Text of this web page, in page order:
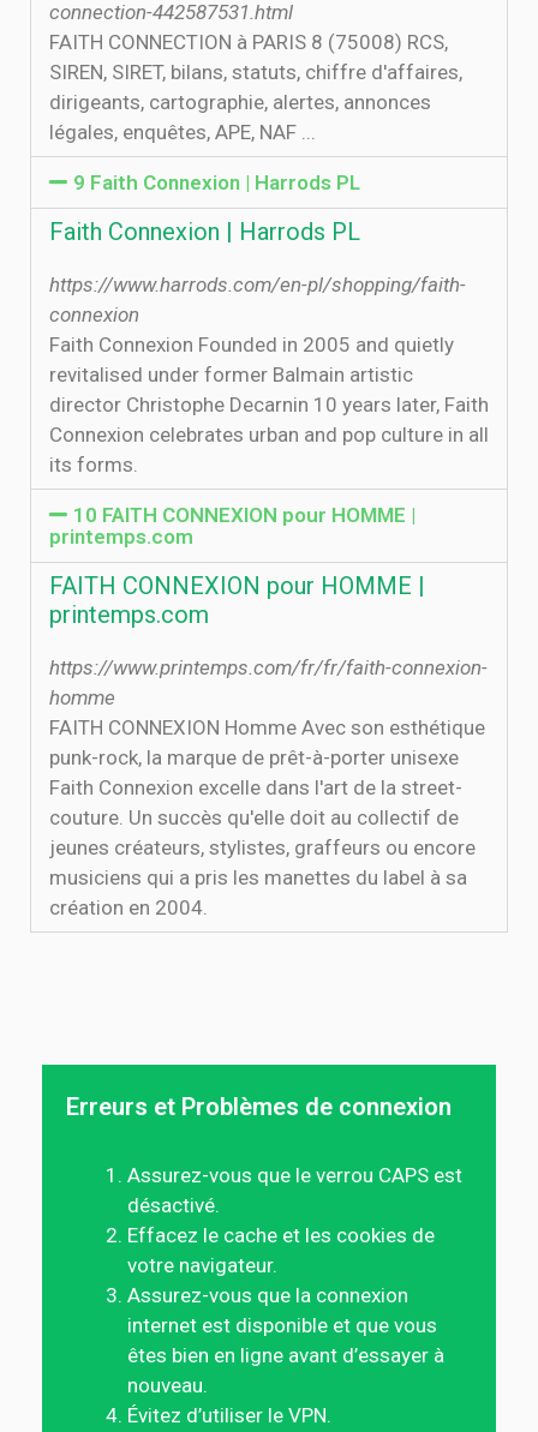
connection-442587531.html
FAITH CONNECTION à PARIS 8 (75008) RCS,
SIREN, SIRET, bilans, statuts, chiffre d'affaires,
dirigeants, cartographie, alertes, annonces
légales, enquêtes, APE, NAF ...
9 Faith Connexion | Harrods PL
Faith Connexion | Harrods PL
https://www.harrods.com/en-pl/shopping/faith-
connexion
Faith Connexion Founded in 2005 and quietly
revitalised under former Balmain artistic
director Christophe Decarnin 10 years later, Faith
Connexion celebrates urban and pop culture in all
its forms.
10 FAITH CONNEXION pour HOMME |
printemps.com
FAITH CONNEXION pour HOMME |
printemps.com
https://www.printemps.com/fr/fr/faith-connexion-
homme
FAITH CONNEXION Homme Avec son esthétique
punk-rock, la marque de prêt-à-porter unisexe
Faith Connexion excelle dans l'art de la street-
couture. Un succès qu'elle doit au collectif de
jeunes créateurs, stylistes, graffeurs ou encore
musiciens qui a pris les manettes du label à sa
création en 2004.
Erreurs et Problèmes de connexion
Assurez-vous que le verrou CAPS est
désactivé.
Effacez le cache et les cookies de
votre navigateur.
Assurez-vous que la connexion
internet est disponible et que vous
êtes bien en ligne avant d’essayer à
nouveau.
Évitez d’utiliser le VPN.